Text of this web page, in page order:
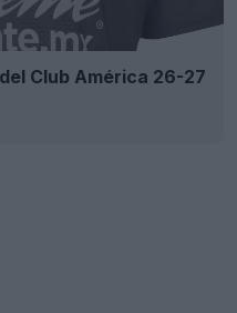
Club América 26-27